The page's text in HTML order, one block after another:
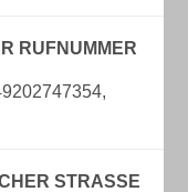
RUFNUMMER
STRASSE